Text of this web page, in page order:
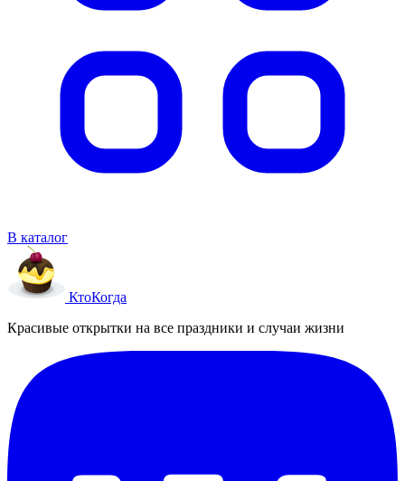
В каталог
КтоКогда
Красивые открытки на все праздники и случаи жизни